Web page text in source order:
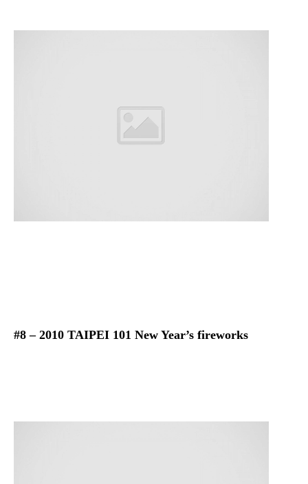
#8 – 2010 TAIPEI 101 New Year’s fireworks